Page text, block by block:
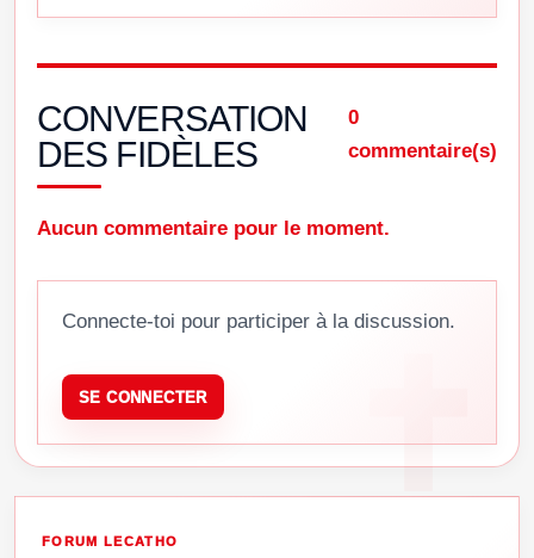
CONVERSATION
DES FIDÈLES
0
commentaire(s)
Aucun commentaire pour le moment.
Connecte-toi pour participer à la discussion.
SE CONNECTER
FORUM LECATHO